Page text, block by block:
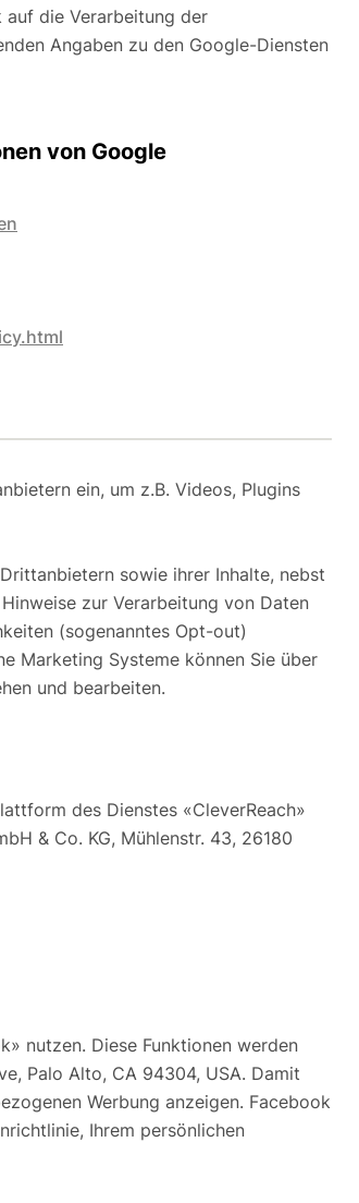
auf die Verarbeitung der
Angaben zu den Google-Diensten
von Google
ein, um z.B. Videos, Plugins
sowie ihrer Inhalte, nebst
zur Verarbeitung von Daten
(sogenanntes Opt-out)
Marketing Systeme können Sie über
und bearbeiten.
des Dienstes «CleverReach»
& Co. KG, Mühlenstr. 43, 26180
nutzen. Diese Funktionen werden
Palo Alto, CA 94304, USA. Damit
Werbung anzeigen. Facebook
Ihrem persönlichen